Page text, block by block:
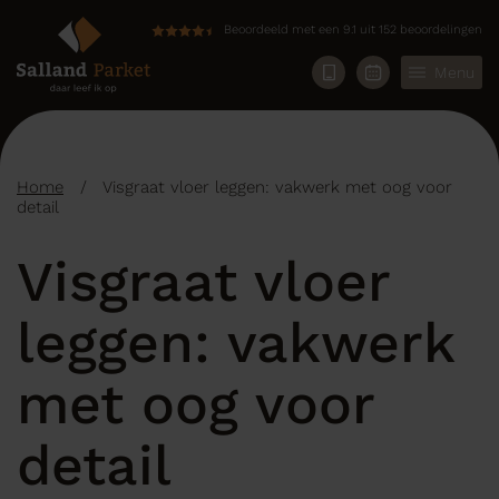
Beoordeeld met een 9.1 uit 152 beoordelingen
Menu
Home /
Visgraat vloer leggen: vakwerk met oog voor
detail
Visgraat vloer
leggen: vakwerk
met oog voor
detail